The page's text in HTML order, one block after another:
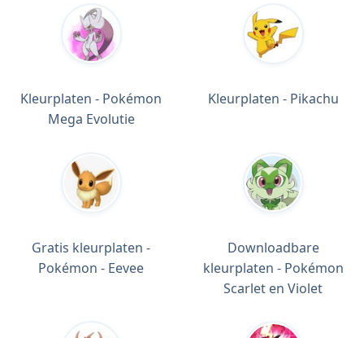
Kleurplaten - Pokémon
Mega Evolutie
Kleurplaten - Pikachu
Gratis kleurplaten -
Pokémon - Eevee
Downloadbare
kleurplaten - Pokémon
Scarlet en Violet